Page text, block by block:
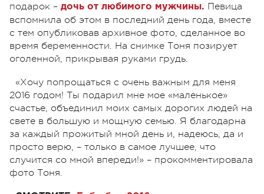
подарок – дочь от любимого мужчины. Певица
вспомнила об этом в последний день года, вместе
с тем опубликовав архивное фото, сделанное во
время беременности. На снимке Тоня позирует
оголенной, прикрывая руками грудь.
«Хочу попрощаться с очень важным для меня
2016 годом! Ты подарил мне мое «маленькое»
счастье, объединил моих самых дорогих людей на
свете в большую и мощную семью. Я благодарна
за каждый прожитый мной день и, надеюсь, да и
просто верю, – только в самое лучшее, что
случится со мной впереди!» – прокомментировала
фото Тоня.